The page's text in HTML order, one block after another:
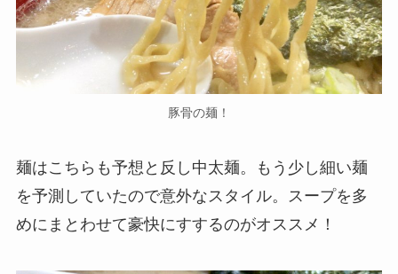
豚骨の麺！
麺はこちらも予想と反し中太麺。もう少し細い麺
を予測していたので意外なスタイル。スープを多
めにまとわせて豪快にすするのがオススメ！